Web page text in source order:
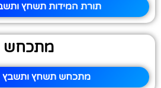
תורת המידות תשחץ
מתכחש
מתכחש תשחץ ותשבץ